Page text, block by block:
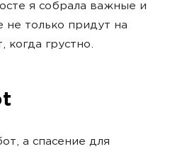
я собрала важные и
не только придут на
когда грустно.
а спасение для